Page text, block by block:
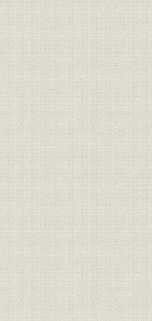
文明開化(明治20年ごろまで)の
靴の製造実績
明治9年
(1887年)
日本製靴(株)の創立系統図(桜組
系、東京製皮系、大蔵組系、福
島合名系)
慶応(1860
治43年)
日銀券発行前の政府紙幣10円札 [明治10年
明治15年、日本銀行の開業当時
の建物は永代橋際にあった。な
お、のちに現在地の日本橋・本
石町へ移転
明治15年
明治の錦絵「靴製造場の図」静
斎年一・画
[明治12年
『東京流行細見記』の中の靴師
たち。(明治18年刊、告解図書館
蔵)
明治18年
楊州周延「貴顕舞踏(きけんぶと
う)の略図」。女性の夜会服は、
襟元が広くあいたイブニング・
ドレス調が普通だが、図のよう
に襟元を包むのは、和服の習慣
から肌をあらわにすることを慎
んだからであろう(樋口弘氏蔵)
[明治20年
明治20年代東京各工場の靴の製
造実績
明治20年
(1898年)